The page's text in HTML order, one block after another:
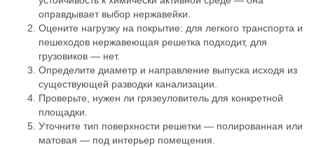
оправдывает выбор нержавейки.
Оцените нагрузку на покрытие: для легкого транспорта и
пешеходов нержавеющая решетка подходит, для
грузовиков — нет.
Определите диаметр и направление выпуска исходя из
существующей разводки канализации.
Проверьте, нужен ли грязеуловитель для конкретной
площадки.
Уточните тип поверхности решетки — полированная или
матовая — под интерьер помещения.